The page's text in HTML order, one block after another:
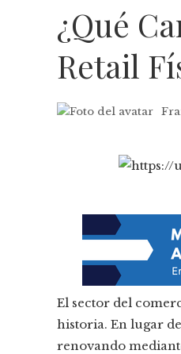
¿Qué
Retail
El sector del
historia. En lugar
renovando